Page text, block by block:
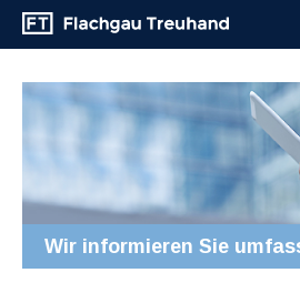
Wir informieren Sie